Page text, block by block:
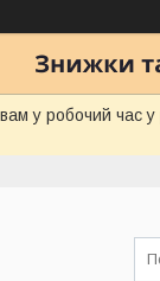
робочий час у